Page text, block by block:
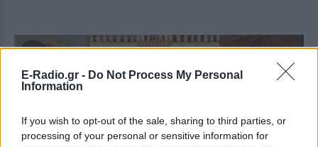
E-Radio.gr - Do Not Process My Personal
Information
If you wish to opt-out of the sale, sharing to third parties, or
processing of your personal or sensitive information for